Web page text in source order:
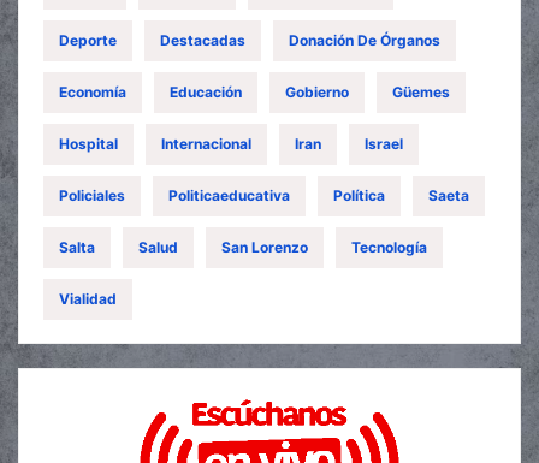
Deporte Destacadas Donación De Órganos
Economía Educación Gobierno Güemes
Hospital Internacional Iran Israel
Policiales Politicaeducativa Política Saeta
Salta Salud San Lorenzo Tecnología
Vialidad